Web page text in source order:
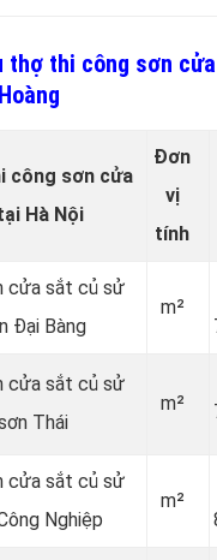
thợ thi công sơn
công sơn cửa
Hà Nội
Đơn
vị
tính
cửa sắt củ sử
Đại Bàng
m²
cửa sắt củ sử
Thái
m²
cửa sắt củ sử
Nghiệp
m²